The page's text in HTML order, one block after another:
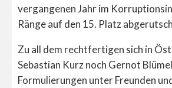
vergangenen Jahr im
Ränge auf den 15. Platz
Zu all dem rechtfertigen sich in
Sebastian Kurz noch Gernot
Formulierungen unter Freunden